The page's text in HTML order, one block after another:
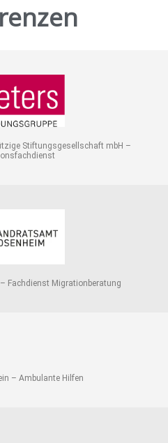
Stiftungsgesellschaft mbH –
Fachdienst Migrationberatung
– Ambulante Hilfen